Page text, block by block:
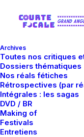
Archives
Toutes nos critiques
Dossiers thématiques
Nos réals fétiches
Rétrospectives (par
Intégrales : les sagas
DVD / BR
Making of
Festivals
Entretiens